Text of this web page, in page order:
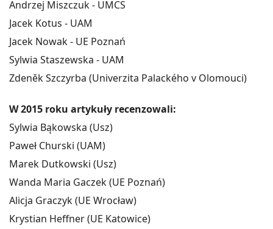
Andrzej Miszczuk - UMCS
Jacek Kotus - UAM
Jacek Nowak - UE Poznań
Sylwia Staszewska - UAM
Zdeněk Szczyrba (Univerzita Palackého v Olomouci)
W 2015 roku artykuły recenzowali:
Sylwia Bąkowska (Usz)
Paweł Churski (UAM)
Marek Dutkowski (Usz)
Wanda Maria Gaczek (UE Poznań)
Alicja Graczyk (UE Wrocław)
Krystian Heffner (UE Katowice)